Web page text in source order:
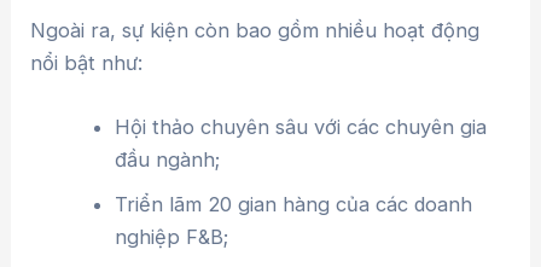
Ngoài ra, sự kiện còn bao gồm nhiều hoạt động
nổi bật như:
Hội thảo chuyên sâu với các chuyên gia
đầu ngành;
Triển lãm 20 gian hàng của các doanh
nghiệp F&B;